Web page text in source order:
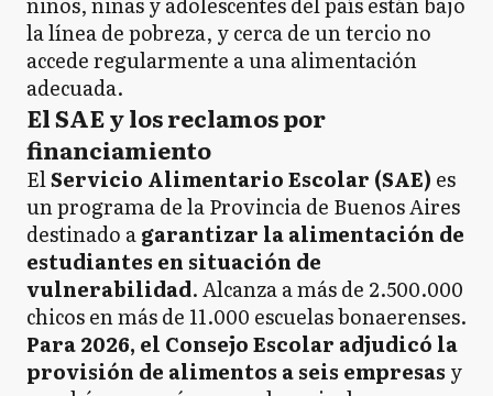
la línea de pobreza, y cerca de un tercio no
accede regularmente a una alimentación
adecuada.
El SAE y los reclamos por
financiamiento
ElServicio Alimentario Escolar (SAE) es
un programa de la Provincia de Buenos Aires
destinado agarantizar la alimentación de
estudiantes en situación de
vulnerabilidad. Alcanza a más de 2.500.000
chicos en más de 11.000 escuelas bonaerenses.
Para 2026, el Consejo Escolar adjudicó la
provisión de alimentos a seis empresas y